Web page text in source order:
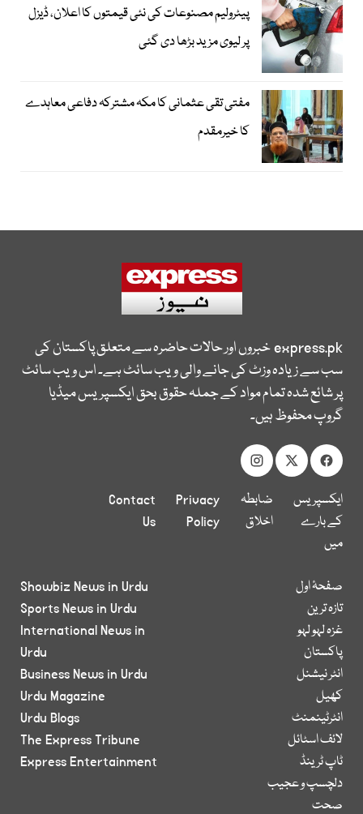
پیٹرولیم مصنوعات کی نئی قیمتوں کا اعلان، ڈیزل
پر لیوی مزید بڑھا دی گئی
مفتی تقی عثمانی کا مکہ مشترکہ دفاعی معاہدے
کا خیرمقدم
express.pkخبروں اور حالات حاضرہ سے متعلق پاکستان کی
سب سے زیادہ وزٹ کی جانے والی ویب سائٹ ہے۔ اس ویب سائٹ
پر شائع شدہ تمام مواد کے جملہ حقوق بحق ایکسپریس میڈیا
گروپ محفوظ ہیں۔
ایکسپریس
کے بارے
میں
ضابطہ
اخلاق
Privacy
Policy
Contact
Us
صفحۂ اول
تازہ ترین
غزہ لہو لہو
پاکستان
انٹر نیشنل
کھیل
انٹرٹینمنٹ
لائف اسٹائل
ٹاپ ٹرینڈ
دلچسپ و عجیب
صحت
Showbiz News in Urdu
Sports News in Urdu
International News in
Urdu
Business News in Urdu
Urdu Magazine
Urdu Blogs
The Express Tribune
Express Entertainment